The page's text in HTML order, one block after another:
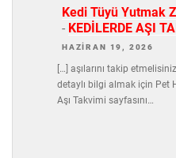
Kedi Tüyü Yutmak
- KEDİLERDE AŞI
HAZIRAN 19, 2026
[…] aşılarını takip
detaylı bilgi almak için Pet
Aşı Takvimi sayfasını…